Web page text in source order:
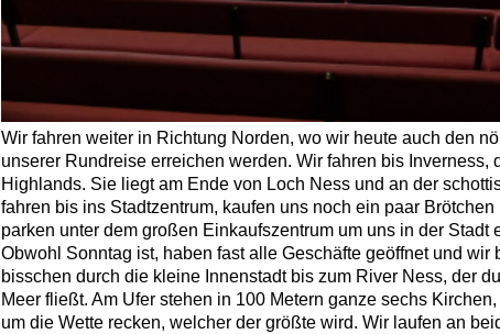
Wir fahren weiter in Richtung Norden, wo wir heute auch den
unserer Rundreise erreichen werden. Wir fahren bis Inverness,
Highlands. Sie liegt am Ende von Loch Ness und an der
fahren bis ins Stadtzentrum, kaufen uns noch ein paar Brötchen
parken unter dem großen Einkaufszentrum um uns in der Stadt
Obwohl Sonntag ist, haben fast alle Geschäfte geöffnet und wir
bisschen durch die kleine Innenstadt bis zum River Ness, der
Meer fließt. Am Ufer stehen in 100 Metern ganze sechs
um die Wette recken, welcher der größte wird. Wir laufen an